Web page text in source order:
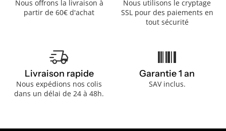
Nous offrons la livraison à
partir de 60€ d'achat
Nous utilisons le cryptage
SSL pour des paiements en
tout sécurité
delivery_truck_speed
Livraison rapide
Nous expédions nos colis
dans un délai de 24 à 48h.
barcode
Garantie 1 an
SAV inclus.